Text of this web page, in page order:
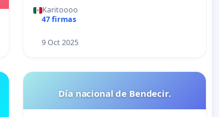
Karitoooo
47 firmas
9 Oct 2025
Día nacional de Bendecir.